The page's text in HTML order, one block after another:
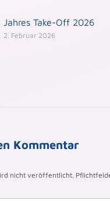
Jahres Take-Off 2026
2. Februar 2026
Kommentar
nicht veröffentlicht.